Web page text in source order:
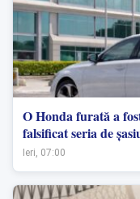
O Honda furată a
falsificat seria de
Ieri, 07:00